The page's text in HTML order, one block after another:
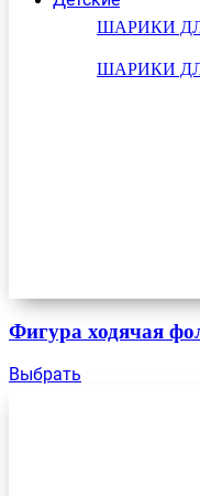
ШАРИКИ
ШАРИКИ
Фигура ходячая
Выбрать